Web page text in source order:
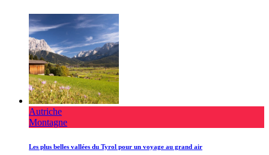
Autriche
Montagne
Les plus belles vallées du Tyrol pour un voyage au grand air